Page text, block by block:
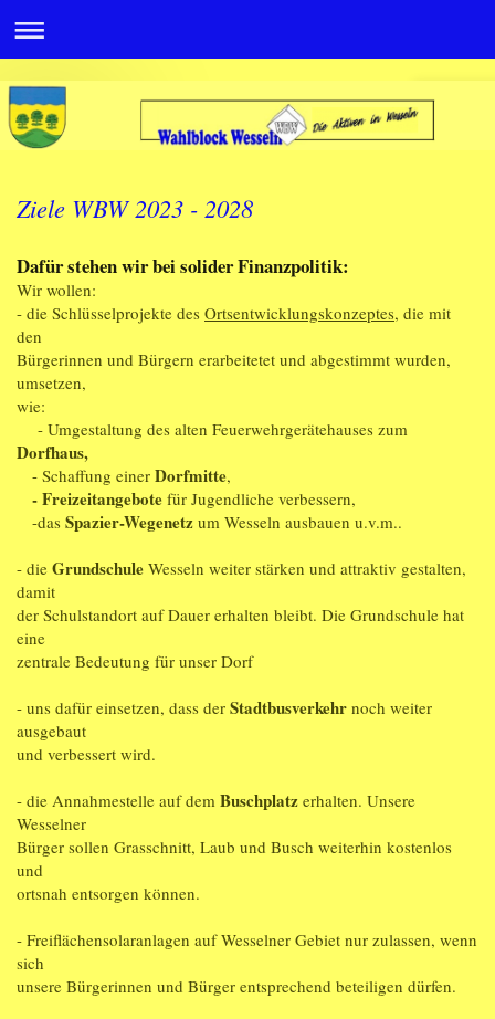
Ziele WBW 2023 - 2028
Dafür stehen wir bei solider Finanzpolitik:
Wir wollen:
- die Schlüsselprojekte des Ortsentwicklungskonzeptes, die mit
den
Bürgerinnen und Bürgern erarbeitetet und abgestimmt wurden,
umsetzen,
wie:
- Umgestaltung des alten Feuerwehrgerätehauses zum
Dorfhaus,
- Schaffung einer Dorfmitte,
- Freizeitangebote für Jugendliche verbessern,
-das Spazier-Wegenetz um Wesseln ausbauen u.v.m..
- die Grundschule Wesseln weiter stärken und attraktiv gestalten,
damit
der Schulstandort auf Dauer erhalten bleibt. Die Grundschule hat
eine
zentrale Bedeutung für unser Dorf
- uns dafür einsetzen, dass der Stadtbusverkehr noch weiter
ausgebaut
und verbessert wird.
- die Annahmestelle auf dem Buschplatz erhalten. Unsere
Wesselner
Bürger sollen Grasschnitt, Laub und Busch weiterhin kostenlos
und
ortsnah entsorgen können.
- Freiflächensolaranlagen auf Wesselner Gebiet nur zulassen, wenn
sich
unsere Bürgerinnen und Bürger entsprechend beteiligen dürfen.